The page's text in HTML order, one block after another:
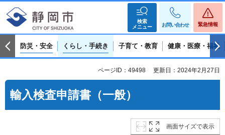
検索
メニュー
お問い合わせ 緊急情報
防災・安全 くらし・手続き 子育て・教育 健康・医療・福祉
ページID：49498 更新日：2024年2月27日
輸入検査申請書（一般）
画面サイズで表示